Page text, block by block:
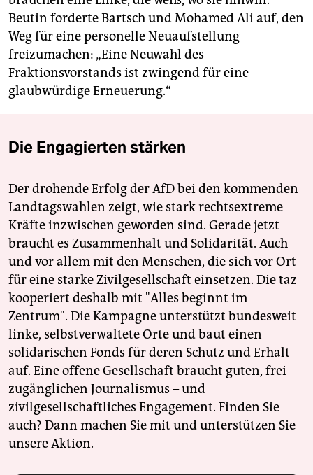
Beutin forderte Bartsch und Mohamed Ali auf, den
Weg für eine personelle Neuaufstellung
freizumachen: „Eine Neuwahl des
Fraktionsvorstands ist zwingend für eine
glaubwürdige Erneuerung.“
Die Engagierten stärken
Der drohende Erfolg der AfD bei den kommenden
Landtagswahlen zeigt, wie stark rechtsextreme
Kräfte inzwischen geworden sind. Gerade jetzt
braucht es Zusammenhalt und Solidarität. Auch
und vor allem mit den Menschen, die sich vor Ort
für eine starke Zivilgesellschaft einsetzen. Die taz
kooperiert deshalb mit "Alles beginnt im
Zentrum". Die Kampagne unterstützt bundesweit
linke, selbstverwaltete Orte und baut einen
solidarischen Fonds für deren Schutz und Erhalt
auf. Eine offene Gesellschaft braucht guten, frei
zugänglichen Journalismus – und
zivilgesellschaftliches Engagement. Finden Sie
auch? Dann machen Sie mit und unterstützen Sie
unsere Aktion.